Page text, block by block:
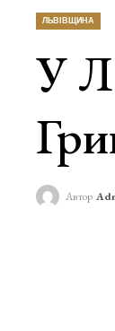
ЛЬВІВЩИНА
У
Автор